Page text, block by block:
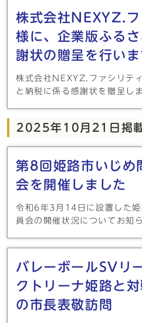
株式会社NEXYZ.
様に、企業版ふる
謝状の贈呈を行いま
株式会社NEXYZ.ファシリテ
と納税に係る感謝状を贈呈し
2025年10月21日掲
第8回姫路市いじめ
会を開催しました
令和6年3月14日に設置した
員会の開催状況についてお知
バレーボールSVリ
クトリーナ姫路と
の市長表敬訪問